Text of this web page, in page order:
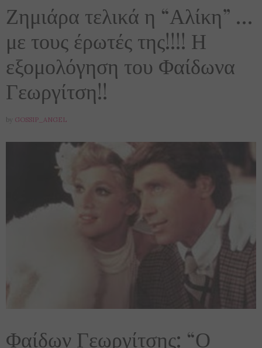
Ζημιάρα τελικά η “Αλίκη” …
με τους έρωτές της!!!! Η
εξομολόγηση του Φαίδωνα
Γεωργίτση!!
by GOSSIP_ANGEL
Φαίδων Γεωργίτσης: “Ο